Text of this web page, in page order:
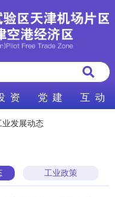
资 党 建 互 动
业发展动态
工业政策